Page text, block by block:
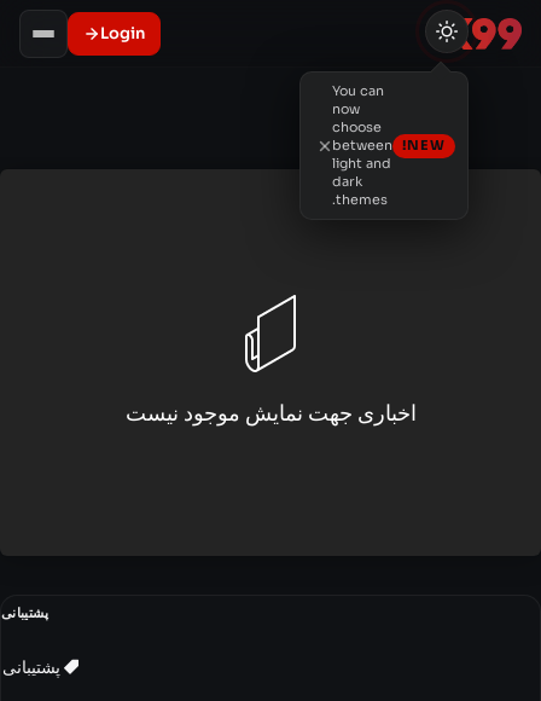
پشتیبانی
پشتیبانی
اخباری جهت نمایش موجود نیست
NEW!
You can
now
choose
between
light and
dark
themes.
Login